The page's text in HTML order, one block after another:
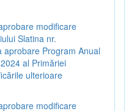
modificare
Slatina nr.
Program Anual
al Primăriei
ulterioare
modificare